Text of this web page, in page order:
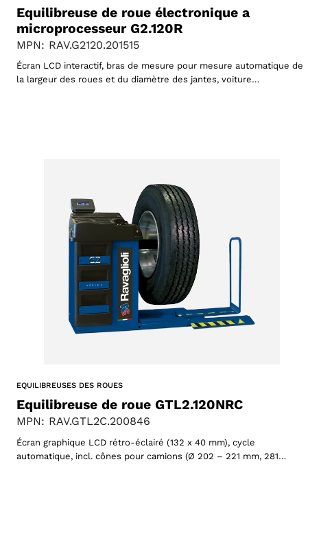
Equilibreuse de roue électronique a
microprocesseur G2.120R
MPN: RAV.G2120.201515
Écran LCD interactif, bras de mesure pour mesure automatique de
la largeur des roues et du diamètre des jantes, voiture…
EQUILIBREUSES DES ROUES
Equilibreuse de roue GTL2.120NRC
MPN: RAV.GTL2C.200846
Écran graphique LCD rétro-éclairé (132 x 40 mm), cycle
automatique, incl. cônes pour camions (Ø 202 – 221 mm, 281…